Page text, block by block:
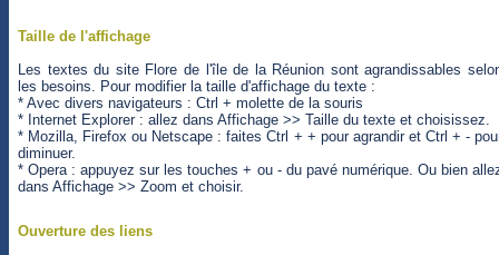
Taille de l'affichage
Les textes du site Flore de l'île de la Réunion sont agrandissables
les besoins. Pour modifier la taille d'affichage du texte :
* Avec divers navigateurs : Ctrl + molette de la souris
* Internet Explorer : allez dans Affichage >> Taille du texte et choisissez.
* Mozilla, Firefox ou Netscape : faites Ctrl + + pour agrandir et Ctrl + -
diminuer.
* Opera : appuyez sur les touches + ou - du pavé numérique. Ou bien
dans Affichage >> Zoom et choisir.
Ouverture des liens